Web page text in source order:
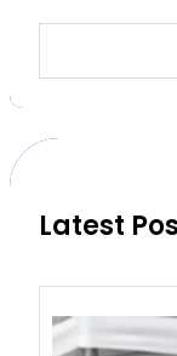
a
c
Latest